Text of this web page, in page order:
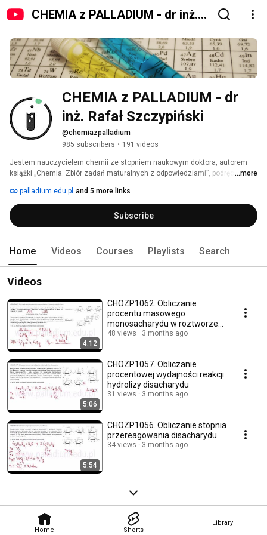
CHEMIA z PALLADIUM - dr inż.
Home Shorts
Library
CHEMIA z PALLADIUM - dr
inż. Rafał Szczypiński
@chemiazpalladium
985 subscribers • 191 videos
Jestem nauczycielem chemii ze stopniem naukowym doktora, autorem
książki „Chemia. Zbiór zadań maturalnych z odpowiedziami”, podręcznika
„Chemia. Autorskie arkusze maturalne. Tom I i Tom II" oraz współautorem
czasopisma „Biolchemik”. Ponadto jestem recenzentem zbioru arkuszy
maturalnych „Ostatni dzwonek przed maturą” wydanego przez
pracowników naukowo-dydaktycznych Wydziału Chemii Uniwersytetu
...more
palladium.edu.pl and 5 more links
Subscribe
Home Videos Courses Playlists Search
Videos
4:12
CHOZP1062. Obliczanie
procentu masowego
monosacharydu w roztworze
poreakcyjnym
48 views 3 months ago
5:06
CHOZP1057. Obliczanie
procentowej wydajności reakcji
hydrolizy disacharydu
31 views 3 months ago
5:54
CHOZP1056. Obliczanie stopnia
przereagowania disacharydu
34 views 3 months ago